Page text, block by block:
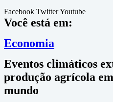
Facebook TwitterYoutube
Você está em:
Economia
Eventos climáticos
produção agrícola
mundo